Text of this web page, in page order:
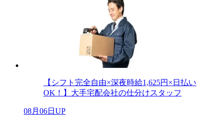
【シフト完全自由×深夜時給1,625円×日払い
OK！】大手宅配会社の仕分けスタッフ
08月06日UP